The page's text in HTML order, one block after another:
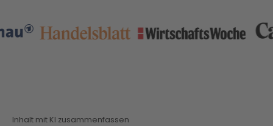
Inhalt mit KI zusammenfassen